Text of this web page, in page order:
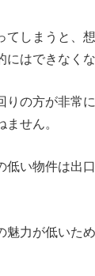
てしまうと、
にはできなく
りの方が非常
せん。
低い物件は出
魅力が低いた